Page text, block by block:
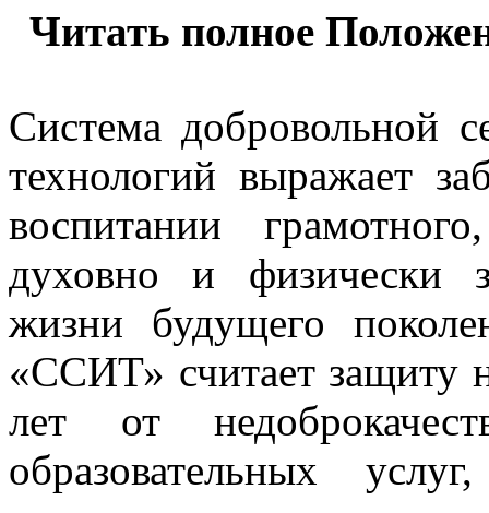
Читать полное
Система добровольной
технологий выражает
воспитании
духовно и физически
жизни будущего
«ССИТ» считает защиту
лет от
образовательных